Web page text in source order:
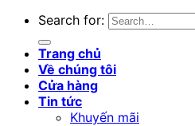
Search for:
Trang chủ
Về chúng tôi
Cửa hàng
Tin tức
Khuyến mãi